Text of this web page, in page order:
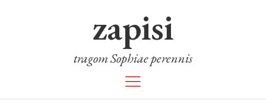
zapisi
tragom Sophiae perennis